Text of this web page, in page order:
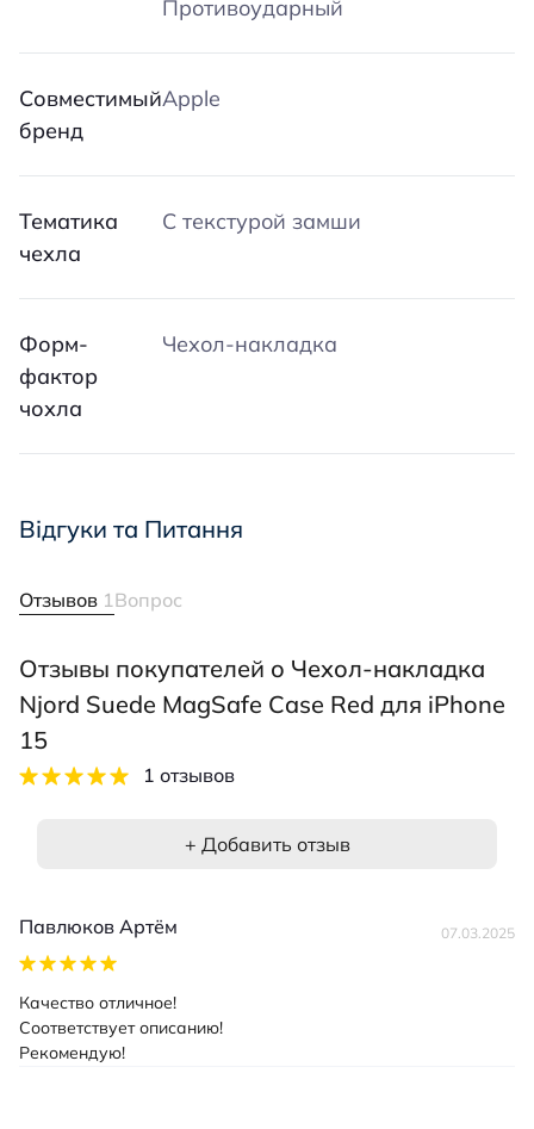
Противоударный
Совместимый
бренд
Apple
Тематика
чехла
С текстурой замши
Форм-
фактор
чохла
Чехол-накладка
Відгуки та Питання
Отзывов 1Вопрос
Отзывы покупателей о Чехол-накладка
Njord Suede MagSafe Case Red для iPhone
15
1 отзывов
+ Добавить отзыв
Павлюков Артём 07.03.2025
Качество отличное!
Соответствует описанию!
Рекомендую!